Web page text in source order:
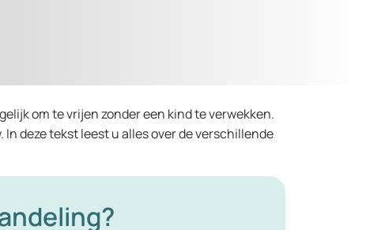
om te vrijen zonder een kind te verwekken.
deze tekst leest u alles over de verschillende